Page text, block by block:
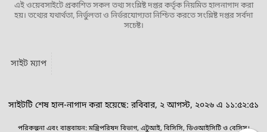
এই ওয়েবসাইটে প্রকাশিত সকল তথ্য সংশ্লিষ্ট দপ্তর কর্তৃক নিয়মিত হালনাগাদ করা
হয়। তথ্যের যথার্থতা, নির্ভুলতা ও নির্ভরযোগ্যতা নিশ্চিত করতে সংশ্লিষ্ট দপ্তর সর্বদা
সচেষ্ট।
সাইট ম্যাপ
সাইটটি শেষ হাল-নাগাদ করা হয়েছে: রবিবার, ২ আগস্ট, ২০২৬ এ ১১:৫২:৫১
পরিকল্পনা এবং বাস্তবায়ন: মন্ত্রিপরিষদ বিভাগ, এটুআই, বিসিসি, ডিওআইসিটি ও বেসিস।